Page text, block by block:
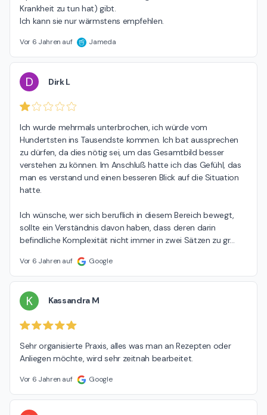
Krankheit zu tun hat) gibt.
Ich kann sie nur wärmstens empfehlen.
Vor 6 Jahren auf Jameda
D Dirk L
Ich wurde mehrmals unterbrochen, ich würde vom
Hundertsten ins Tausendste kommen. Ich bat aussprechen
zu dürfen, da dies nötig sei, um das Gesamtbild besser
verstehen zu können. Im Anschluß hatte ich das Gefühl, das
man es verstand und einen besseren Blick auf die Situation
hatte.
Ich wünsche, wer sich beruflich in diesem Bereich bewegt,
sollte ein Verständnis davon haben, dass deren darin
befindliche Komplexität nicht immer in zwei Sätzen zu gr…
Vor 6 Jahren auf Google
K Kassandra M
Sehr organisierte Praxis, alles was man an Rezepten oder
Anliegen möchte, wird sehr zeitnah bearbeitet.
Vor 6 Jahren auf Google